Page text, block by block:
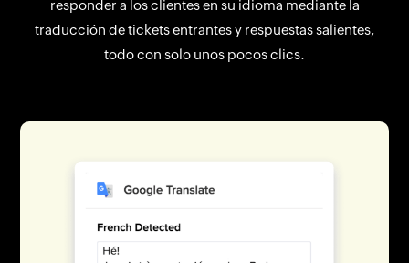
responder a los clientes en su idioma mediante la
traducción de tickets entrantes y respuestas salientes,
todo con solo unos pocos clics.